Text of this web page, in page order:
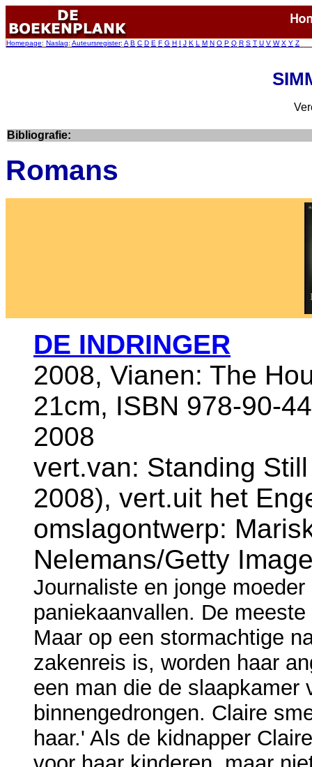
Homepage: Naslag: Auteursregister: A B C D E F G H I J K L M N O P Q R S T U V W X Y Z
Bibliografie:
Romans
DE INDRINGER
2008, Vianen: The
21cm, ISBN 978-90-
2008
vert.van: Standing
2008), vert.uit het
omslagontwerp:
Nelemans/Getty
Journaliste en jonge
paniekaanvallen. De
Maar op een stormachtige
zakenreis is, worden haar
een man die de slaapkamer
binnengedrongen. Claire
haar.' Als de kidnapper